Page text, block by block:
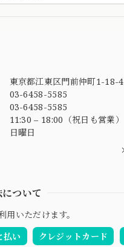
東京都江東区門前仲町1-18-4
03-6458-5585
03-6458-5585
11:30 – 18:00（祝日も営業）
日曜日
ついて
用いただけます。
い
クレジットカード